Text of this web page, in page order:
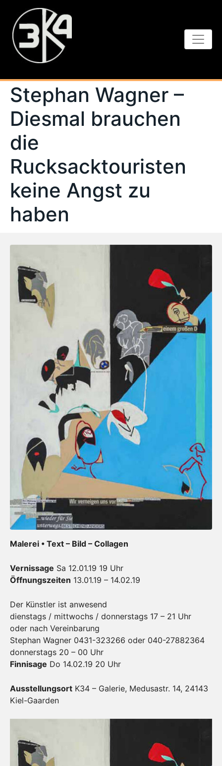
Stephan Wagner –
Diesmal brauchen
die
Rucksacktouristen
keine Angst zu
haben
Malerei • Text – Bild – Collagen
Vernissage Sa 12.01.19 19 Uhr
Öffnungszeiten 13.01.19 – 14.02.19
Der Künstler ist anwesend
dienstags / mittwochs / donnerstags 17 – 21 Uhr
oder nach Vereinbarung
Stephan Wagner 0431-323266 oder 040-27882364
donnerstags 20 – 00 Uhr
Finnisage Do 14.02.19 20 Uhr
Ausstellungsort K34 – Galerie, Medusastr. 14, 24143
Kiel-Gaarden